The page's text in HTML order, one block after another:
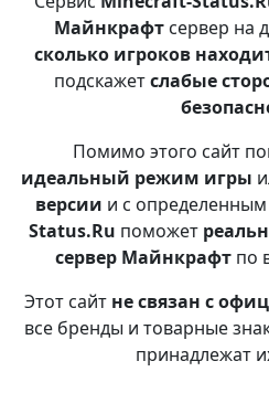
Майнкрафтсервер на
сколько игроков
подскажетслабые
Помимо этого сайт
идеальный режим игры
версии и с
Status.Ru поможет
сервер Майнкрафт по
Этот сайт не связан с
все бренды и товарные
принадлежат